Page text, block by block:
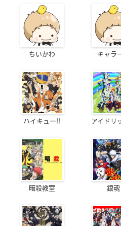
ちいかわ キャラ
ハイキュー!! アイドリ
暗殺教室 銀魂